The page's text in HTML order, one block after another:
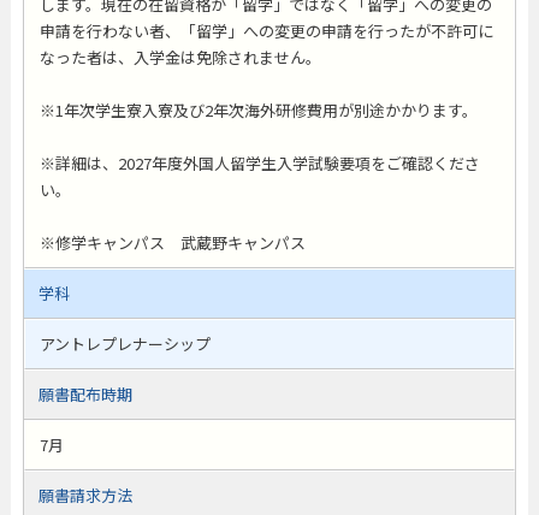
申請を行わない者、「留学」への変更の申請を行ったが不許可に
なった者は、入学金は免除されません。
※1年次学生寮入寮及び2年次海外研修費用が別途かかります。
※詳細は、2027年度外国人留学生入学試験要項をご確認くださ
い。
※修学キャンパス 武蔵野キャンパス
学科
アントレプレナーシップ
願書配布時期
7月
願書請求方法